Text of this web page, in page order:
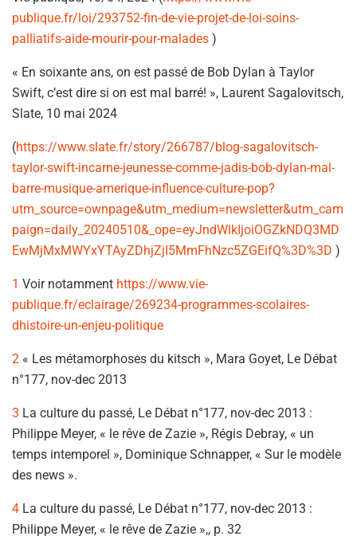
publique.fr/loi/293752-fin-de-vie-projet-de-loi-soins-
palliatifs-aide-mourir-pour-malades )
« En soixante ans, on est passé de Bob Dylan à Taylor
Swift, c’est dire si on est mal barré! », Laurent Sagalovitsch,
Slate, 10 mai 2024
(https://www.slate.fr/story/266787/blog-sagalovitsch-
taylor-swift-incarne-jeunesse-comme-jadis-bob-dylan-mal-
barre-musique-amerique-influence-culture-pop?
utm_source=ownpage&utm_medium=newsletter&utm_cam
paign=daily_20240510&_ope=eyJndWlkIjoiOGZkNDQ3MD
EwMjMxMWYxYTAyZDhjZjI5MmFhNzc5ZGEifQ%3D%3D )
1 Voir notamment https://www.vie-
publique.fr/eclairage/269234-programmes-scolaires-
dhistoire-un-enjeu-politique
2 « Les métamorphoses du kitsch », Mara Goyet, Le Débat
n°177, nov-dec 2013
3 La culture du passé, Le Débat n°177, nov-dec 2013 :
Philippe Meyer, « le rêve de Zazie », Régis Debray, « un
temps intemporel », Dominique Schnapper, « Sur le modèle
des news ».
4 La culture du passé, Le Débat n°177, nov-dec 2013 :
Philippe Meyer, « le rêve de Zazie »,, p. 32